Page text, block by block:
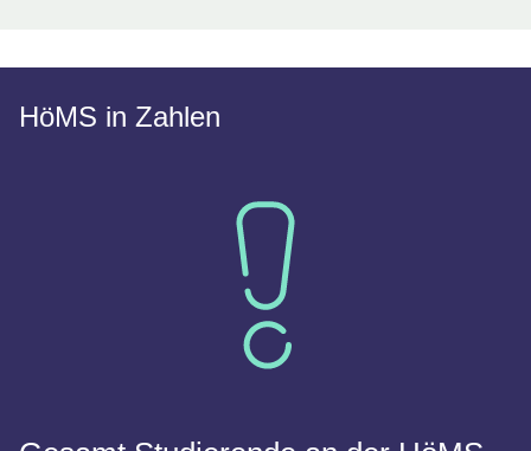
HöMS in Zahlen